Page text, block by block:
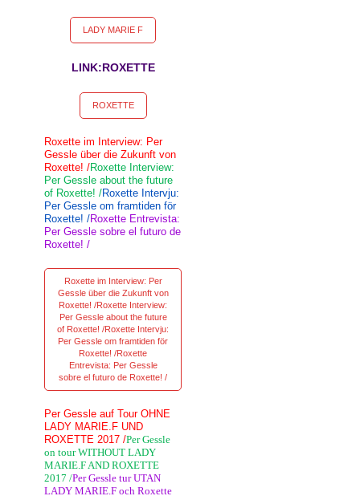
LADY MARIE F
LINK:ROXETTE
ROXETTE
Roxette im Interview: Per
Gessle über die Zukunft von
Roxette! /Roxette Interview:
Per Gessle about the future
of Roxette! /Roxette Intervju:
Per Gessle om framtiden för
Roxette! /Roxette Entrevista:
Per Gessle sobre el futuro de
Roxette! /
Roxette im Interview: Per
Gessle über die Zukunft von
Roxette! /Roxette Interview:
Per Gessle about the future
of Roxette! /Roxette Intervju:
Per Gessle om framtiden för
Roxette! /Roxette
Entrevista: Per Gessle
sobre el futuro de Roxette! /
Per Gessle auf Tour OHNE
LADY MARIE.F UND
ROXETTE 2017 /Per Gessle
on tour WITHOUT LADY
MARIE.F AND ROXETTE
2017 /Per Gessle tur UTAN
LADY MARIE.F och Roxette